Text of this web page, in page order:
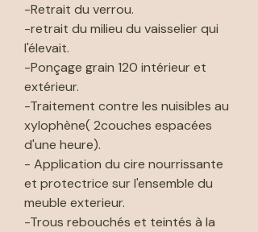
-Retrait du verrou.
-retrait du milieu du vaisselier qui
l'élevait.
-Ponçage grain 120 intérieur et
extérieur.
-Traitement contre les nuisibles au
xylophène( 2couches espacées
d'une heure).
- Application du cire nourrissante
et protectrice sur l'ensemble du
meuble exterieur.
-Trous rebouchés et teintés à la